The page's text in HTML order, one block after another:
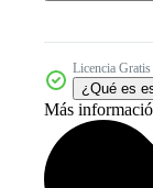
Licencia Gratis
¿Qué es
Más